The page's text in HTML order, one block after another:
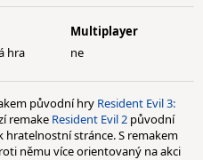
hra
Multiplayer
ne
původní hry Resident Evil 3:
remake Resident Evil 2 původní
stránce. S remakem
němu více orientovaný na akci